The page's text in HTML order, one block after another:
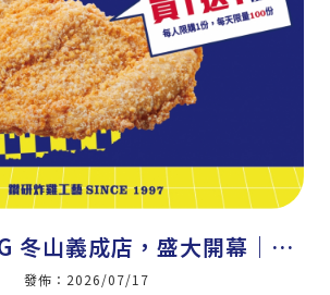
冬山義成店，盛大開幕｜美
炸雞店加盟｜雞排加盟｜小吃
發佈：2026/07/17